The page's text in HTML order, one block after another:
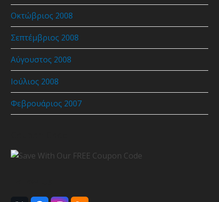
Οκτώβριος 2008
Σεπτέμβριος 2008
Αύγουστος 2008
Ιούλιος 2008
Φεβρουάριος 2007